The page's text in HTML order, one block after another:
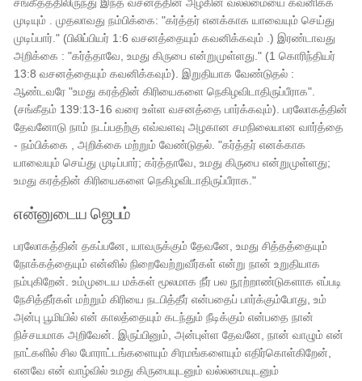
முடியும் . முதலாவது நம்பிக்கை: "கர்த்தர் எனக்காக யாவையும் செய்து
முடிப்பார்." (பிலிப்பியர் 1:6 வசனத்தையும் கவனிக்கவும் .) இரண்டாவது
அறிக்கை : "கர்த்தாவே, உமது கிருபை என்றுமுள்ளது." (1 கொரிந்தியர்
13:8 வசனத்தையும் கவனிக்கவும்). இறுதியாக வேண்டுதல் :
ஆண்டவரே "உமது கரத்தின் கிரியைகளை நெகிழவிடாதிருப்பீராக".
(சங்கீதம் 139:13-16 வரை உள்ள வசனத்தை பார்க்கவும்). பரலோகத்தின்
தேவனோடு நாம் நடப்பதற்கு எவ்வளவு அழகான சமநிலையான வார்த்தை
- நம்பிக்கை , அறிக்கை மற்றும் வேண்டுதல். "கர்த்தர் எனக்காக
யாவையும் செய்து முடிப்பார்; கர்த்தாவே, உமது கிருபை என்றுமுள்ளது;
உமது கரத்தின் கிரியைகளை நெகிழவிடாதிருப்பீராக."
என்னுடைய ஜெபம்
பரலோகத்தின் தகப்பனே, யாவருக்கும் தேவனே, உமது சித்தத்தையும்
நோக்கத்தையும் என்னில் நிறைவேற்றுவீர்கள் என்று நான் உறுதியாக
நம்புகிறேன். உம்முடைய மக்கள் மூலமாக நீர் பல நூற்றாண்டுகளாக எப்படி
நேசித்தீர்கள் மற்றும் கிரியை நடபித்தீர் என்பதைப் பார்க்கும்போது, ​​​​உம்
அன்பு பூமியில் என் காலத்தையும் கடந்தும் நீடிக்கும் என்பதை நான்
நிச்சயமாக அறிவேன். இருப்பினும், அன்புள்ள தேவனே, நான் வாழும் என்
நாட்களில் சில போராட்டங்களையும் சிரமங்களையும் எதிர்கொள்கிறேன்,
எனவே என் வாழ்வில் உமது கிருபையுடனும் வல்லமையுடனும்